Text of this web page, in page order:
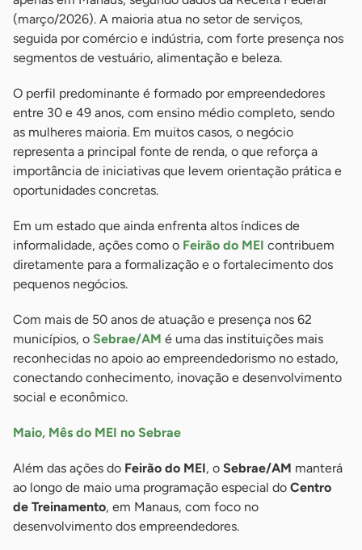
(março/2026). A maioria atua no setor de serviços,
seguida por comércio e indústria, com forte presença nos
segmentos de vestuário, alimentação e beleza.
O perfil predominante é formado por empreendedores
entre 30 e 49 anos, com ensino médio completo, sendo
as mulheres maioria. Em muitos casos, o negócio
representa a principal fonte de renda, o que reforça a
importância de iniciativas que levem orientação prática e
oportunidades concretas.
Em um estado que ainda enfrenta altos índices de
informalidade, ações como o Feirão do MEI contribuem
diretamente para a formalização e o fortalecimento dos
pequenos negócios.
Com mais de 50 anos de atuação e presença nos 62
municípios, o Sebrae/AM é uma das instituições mais
reconhecidas no apoio ao empreendedorismo no estado,
conectando conhecimento, inovação e desenvolvimento
social e econômico.
Maio, Mês do MEI no Sebrae
Além das ações do Feirão do MEI, o Sebrae/AM manterá
ao longo de maio uma programação especial do Centro
de Treinamento, em Manaus, com foco no
desenvolvimento dos empreendedores.